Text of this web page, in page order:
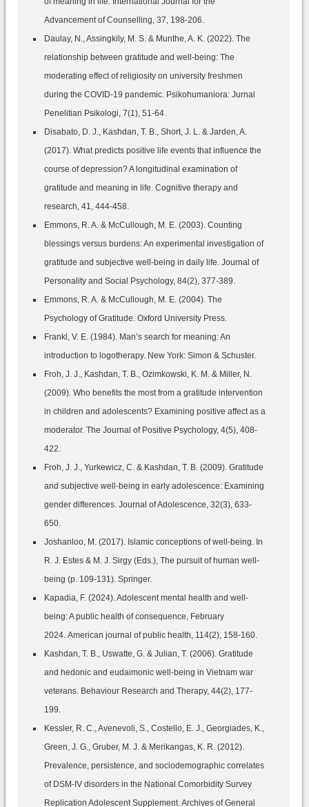
Advancement of Counselling, 37, 198-206.‌
Daulay, N., Assingkily, M. S. & Munthe, A. K. (2022). The
relationship between gratitude and well-being: The
moderating effect of religiosity on university freshmen
during the COVID-19 pandemic. Psikohumaniora: Jurnal
Penelitian Psikologi, 7(1), 51-64.‌
Disabato, D. J., Kashdan, T. B., Short, J. L. & Jarden, A.
(2017). What predicts positive life events that influence the
course of depression? A longitudinal examination of
gratitude and meaning in life. Cognitive therapy and
research, 41, 444-458.‌
Emmons, R. A. & McCullough, M. E. (2003). Counting
blessings versus burdens: An experimental investigation of
gratitude and subjective well-being in daily life. Journal of
Personality and Social Psychology, 84(2), 377-389.
Emmons, R. A. & McCullough, M. E. (2004). The
Psychology of Gratitude. Oxford University Press.
Frankl, V. E. (1984). Man’s search for meaning: An
introduction to logotherapy. New York: Simon & Schuster.
Froh, J. J., Kashdan, T. B., Ozimkowski, K. M. & Miller, N.
(2009). Who benefits the most from a gratitude intervention
in children and adolescents? Examining positive affect as a
moderator. The Journal of Positive Psychology, 4(5), 408-
422.
Froh, J. J., Yurkewicz, C. & Kashdan, T. B. (2009). Gratitude
and subjective well-being in early adolescence: Examining
gender differences. Journal of Adolescence, 32(3), 633-
650.
Joshanloo, M. (2017). Islamic conceptions of well-being. In
R. J. Estes & M. J. Sirgy (Eds.), The pursuit of human well-
being (p. 109-131). Springer.
Kapadia, F. (2024). Adolescent mental health and well-
being: A public health of consequence, February
2024. American journal of public health, 114(2), 158-160.
Kashdan, T. B., Uswatte, G. & Julian, T. (2006). Gratitude
and hedonic and eudaimonic well-being in Vietnam war
veterans. Behaviour Research and Therapy, 44(2), 177-
199.
Kessler, R. C., Avenevoli, S., Costello, E. J., Georgiades, K.,
Green, J. G., Gruber, M. J. & Merikangas, K. R. (2012).
Prevalence, persistence, and sociodemographic correlates
of DSM-IV disorders in the National Comorbidity Survey
Replication Adolescent Supplement. Archives of General